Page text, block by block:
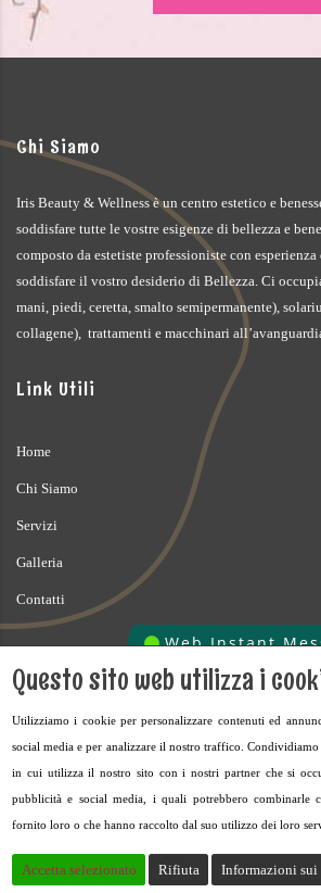
Chi Siamo
Iris Beauty & Wellness è un centro estetico e
soddisfare tutte le vostre esigenze di bellezza e
composto da estetiste professioniste con
soddisfare il vostro desiderio di Bellezza. Ci
mani, piedi, ceretta, smalto semipermanente),
collagene), trattamenti e macchinari
Link Utili
Home
Chi Siamo
Servizi
Galleria
Contatti
Dettagli di contatto
+39 329 710 7913
ire.sarno@gmail.com
Questo sito web utilizza i
Utilizziamo i cookie per personalizzare contenuti ed
social media e per analizzare il nostro traffico.
in cui utilizza il nostro sito con i nostri partner che si
pubblicità e social media, i quali potrebbero combinarle
fornito loro o che hanno raccolto dal suo utilizzo dei loro
Accetta selezionato Rifiuta Informazioni sui